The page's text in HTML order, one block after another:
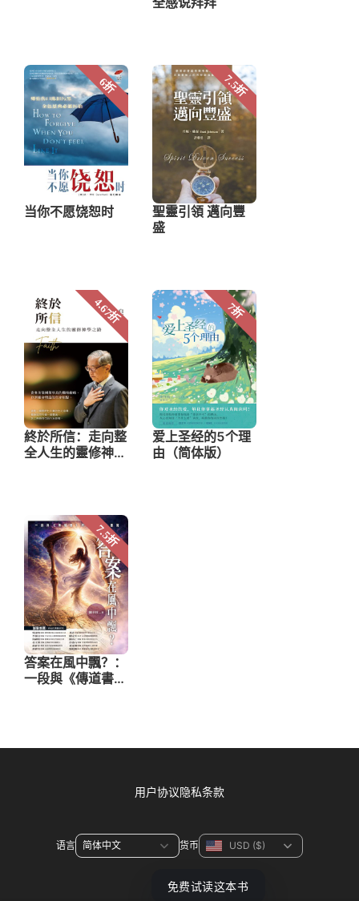
用户协议隐私条款
语言 货币